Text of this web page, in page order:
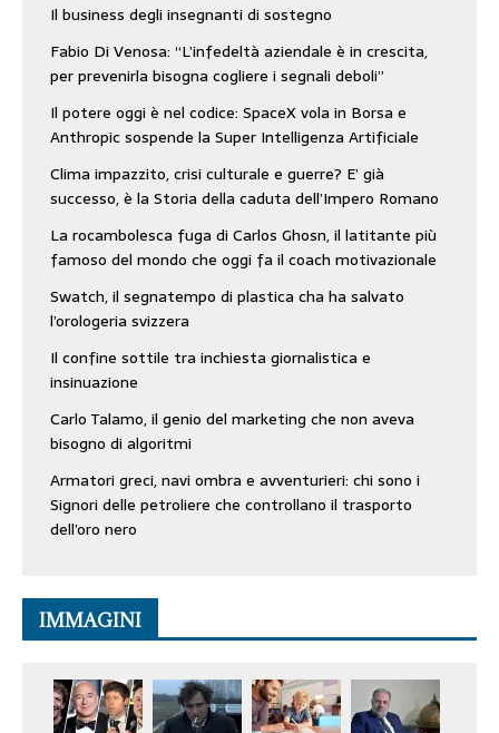
Il business degli insegnanti di sostegno
Fabio Di Venosa: “L’infedeltà aziendale è in crescita,
per prevenirla bisogna cogliere i segnali deboli”
Il potere oggi è nel codice: SpaceX vola in Borsa e
Anthropic sospende la Super Intelligenza Artificiale
Clima impazzito, crisi culturale e guerre? E’ già
successo, è la Storia della caduta dell’Impero Romano
La rocambolesca fuga di Carlos Ghosn, il latitante più
famoso del mondo che oggi fa il coach motivazionale
Swatch, il segnatempo di plastica cha ha salvato
l’orologeria svizzera
Il confine sottile tra inchiesta giornalistica e
insinuazione
Carlo Talamo, il genio del marketing che non aveva
bisogno di algoritmi
Armatori greci, navi ombra e avventurieri: chi sono i
Signori delle petroliere che controllano il trasporto
dell’oro nero
IMMAGINI